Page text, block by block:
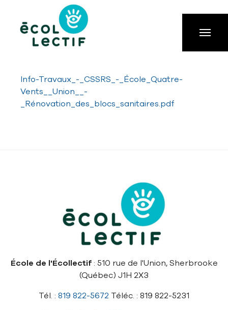
Aller à la navigation principale
Aller au contenu principal
Passer au pied de page
Info-Travaux_-_CSSRS_-_École_Quatre-
Vents__Union__-
_Rénovation_des_blocs_sanitaires.pdf
École de l'Écollectif: 510 rue de l'Union, Sherbrooke
(Québec) J1H 2X3
Tél. : 819 822-5672 Téléc. : 819 822-5231